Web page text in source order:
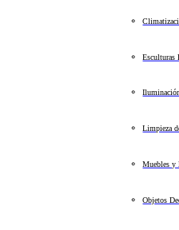
Esculturas
Limpieza
Muebles y
Objetos